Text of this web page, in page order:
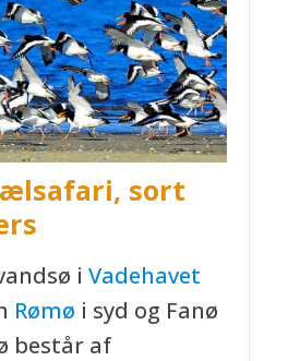
sort
i Vadehavet
Rømø i syd og Fanø
består af